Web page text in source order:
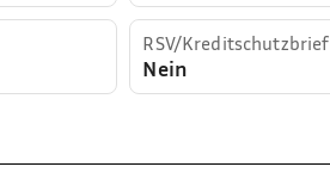
RSV/Kreditschutzbrief
Nein